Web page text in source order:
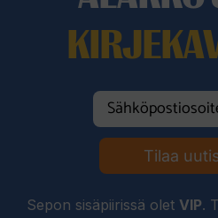
Tilaa
Sepon sisäpiirissä olet VIP.